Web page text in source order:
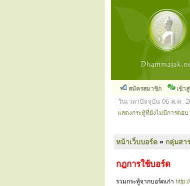
สมัครสมาชิก เข้า
วันเวลาปัจจุบัน 06 ส.ค.
แสดงกระทู้ที่ยังไม่มีการตอบ
หน้าเว็บบอร์ด » กลุ่มสา
กฎการใช้บอร์ด
รวมกระทู้จากบอร์ดเก่า